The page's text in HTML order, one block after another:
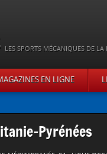
LES SPORTS MÉCANIQUES DE
EN LIGNE
Pyrénées